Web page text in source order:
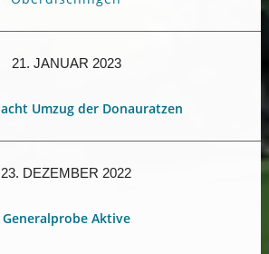
21. JANUAR 2023
Umzug der Donauratzen
23. DEZEMBER 2022
Generalprobe Aktive